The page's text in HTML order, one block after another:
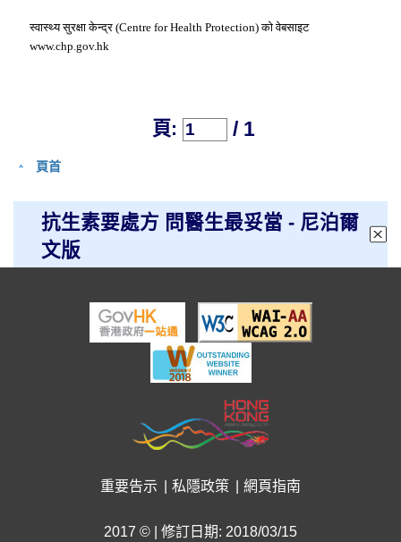
स्वास्थ्य सुरक्षा केन्द्र (Centre for Health Protection) को वेबसाइट
www.chp.gov.hk
頁: / 1
頁首
抗生素要處方 問醫生最妥當 - 尼泊爾
文版
重要告示 私隱政策 網頁指南
2017 © | 修訂日期: 2018/03/15